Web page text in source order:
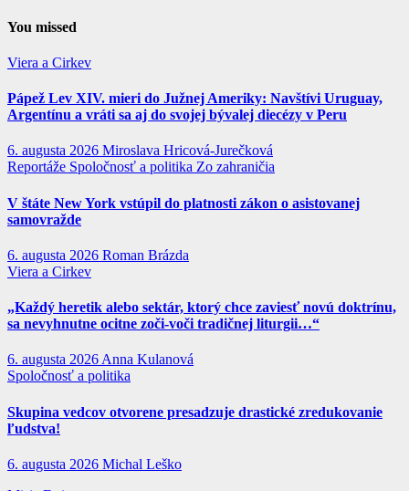
You missed
Viera a Cirkev
Pápež Lev XIV. mieri do Južnej Ameriky: Navštívi Uruguay,
Argentínu a vráti sa aj do svojej bývalej diecézy v Peru
6. augusta 2026 Miroslava Hricová-Jurečková
Reportáže Spoločnosť a politika Zo zahraničia
V štáte New York vstúpil do platnosti zákon o asistovanej
samovražde
6. augusta 2026 Roman Brázda
Viera a Cirkev
„Každý heretik alebo sektár, ktorý chce zaviesť novú doktrínu,
sa nevyhnutne ocitne zoči-voči tradičnej liturgii…“
6. augusta 2026Anna Kulanová
Spoločnosť a politika
Skupina vedcov otvorene presadzuje drastické zredukovanie
ľudstva!
6. augusta 2026 Michal Leško